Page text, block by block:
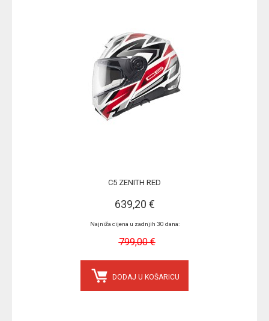
C5 ZENITH RED
639,20 €
Najniža cijena u zadnjih 30 dana:
799,00 €
DODAJ U KOŠARICU